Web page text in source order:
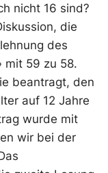
nicht 16 sind?
die
des
mit 59 zu 58.
beantragt, den
auf 12 Jahre
wurde mit
wir bei der